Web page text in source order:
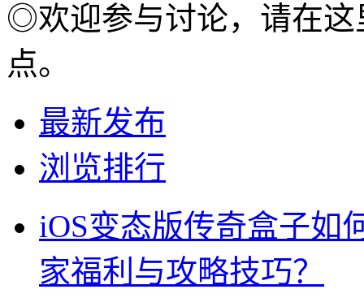
◎欢迎参与讨论，请在这
点。
最新发布
浏览排行
iOS变态版传奇盒子如
家福利与攻略技巧？